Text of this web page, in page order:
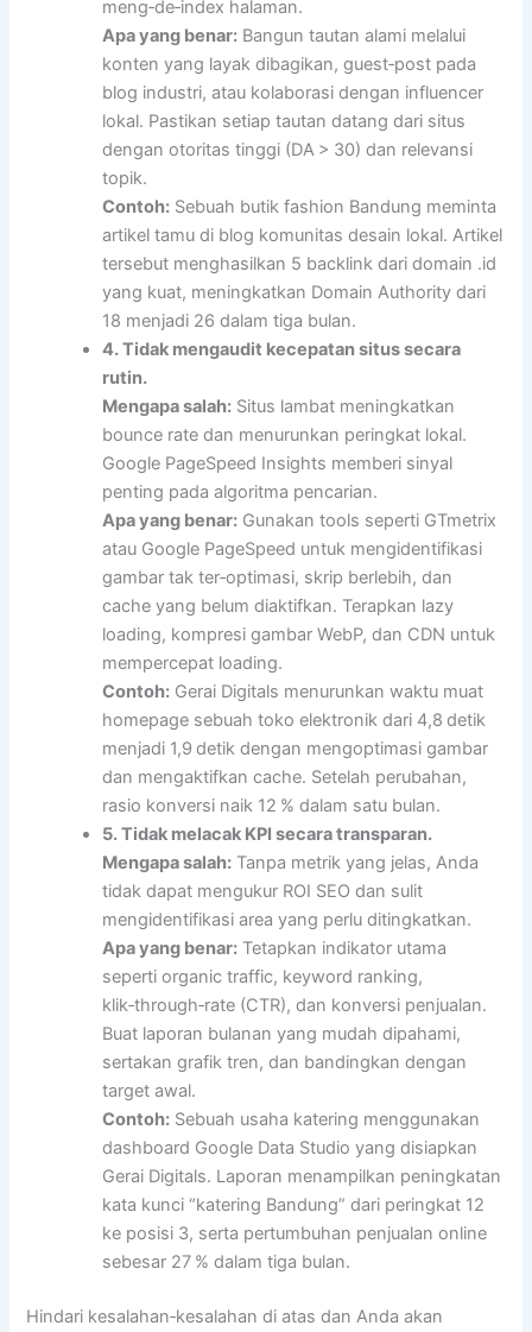
meng‑de‑index halaman.
Apa yang benar: Bangun tautan alami melalui
konten yang layak dibagikan, guest‑post pada
blog industri, atau kolaborasi dengan influencer
lokal. Pastikan setiap tautan datang dari situs
dengan otoritas tinggi (DA > 30) dan relevansi
topik.
Contoh: Sebuah butik fashion Bandung meminta
artikel tamu di blog komunitas desain lokal. Artikel
tersebut menghasilkan 5 backlink dari domain .id
yang kuat, meningkatkan Domain Authority dari
18 menjadi 26 dalam tiga bulan.
4. Tidak mengaudit kecepatan situs secara
rutin.
Mengapa salah: Situs lambat meningkatkan
bounce rate dan menurunkan peringkat lokal.
Google PageSpeed Insights memberi sinyal
penting pada algoritma pencarian.
Apa yang benar: Gunakan tools seperti GTmetrix
atau Google PageSpeed untuk mengidentifikasi
gambar tak ter‑optimasi, skrip berlebih, dan
cache yang belum diaktifkan. Terapkan lazy
loading, kompresi gambar WebP, dan CDN untuk
mempercepat loading.
Contoh: Gerai Digitals menurunkan waktu muat
homepage sebuah toko elektronik dari 4,8 detik
menjadi 1,9 detik dengan mengoptimasi gambar
dan mengaktifkan cache. Setelah perubahan,
rasio konversi naik 12 % dalam satu bulan.
5. Tidak melacak KPI secara transparan.
Mengapa salah: Tanpa metrik yang jelas, Anda
tidak dapat mengukur ROI SEO dan sulit
mengidentifikasi area yang perlu ditingkatkan.
Apa yang benar: Tetapkan indikator utama
seperti organic traffic, keyword ranking,
klik‑through‑rate (CTR), dan konversi penjualan.
Buat laporan bulanan yang mudah dipahami,
sertakan grafik tren, dan bandingkan dengan
target awal.
Contoh: Sebuah usaha katering menggunakan
dashboard Google Data Studio yang disiapkan
Gerai Digitals. Laporan menampilkan peningkatan
kata kunci “katering Bandung” dari peringkat 12
ke posisi 3, serta pertumbuhan penjualan online
sebesar 27 % dalam tiga bulan.
Hindari kesalahan‑kesalahan di atas dan Anda akan